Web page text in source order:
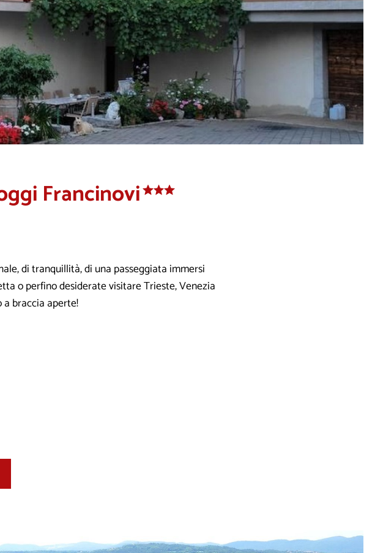
Francinovi
di tranquillità, di una passeggiata immersi
o perfino desiderate visitare Trieste, Venezia
braccia aperte!